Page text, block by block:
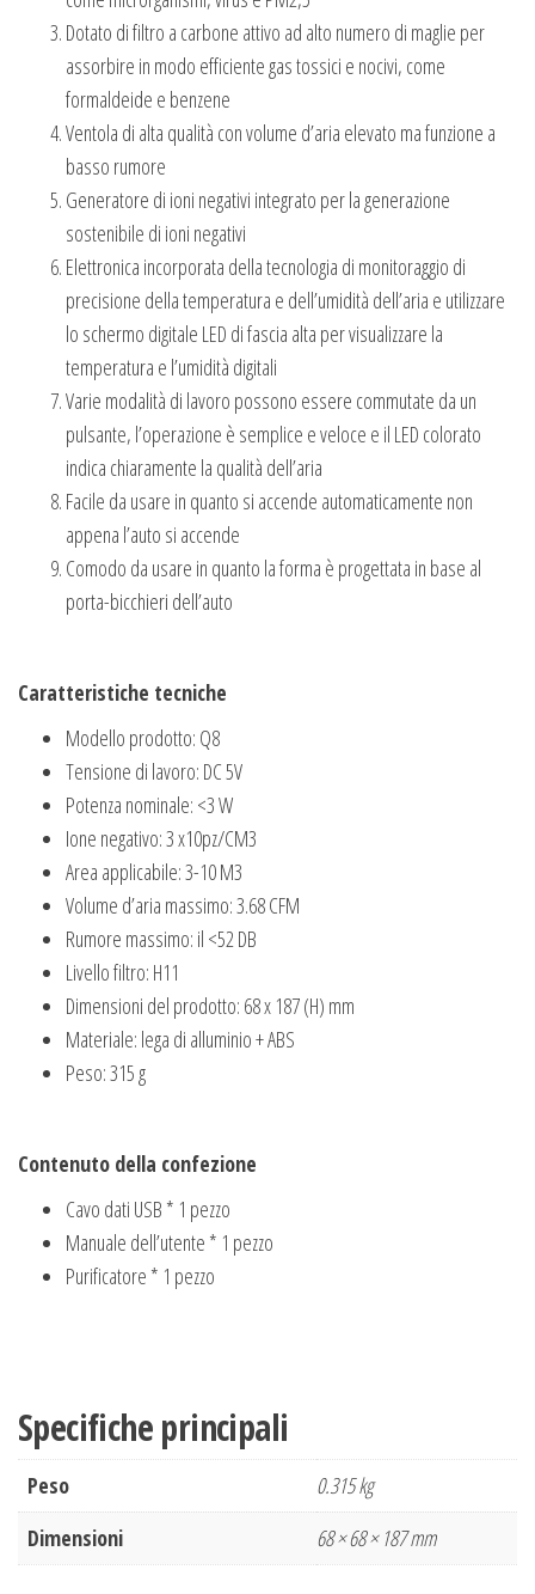
Dotato di filtro a carbone attivo ad alto numero di maglie per
assorbire in modo efficiente gas tossici e nocivi, come
formaldeide e benzene
Ventola di alta qualità con volume d’aria elevato ma funzione a
basso rumore
Generatore di ioni negativi integrato per la generazione
sostenibile di ioni negativi
Elettronica incorporata della tecnologia di monitoraggio di
precisione della temperatura e dell’umidità dell’aria e utilizzare
lo schermo digitale LED di fascia alta per visualizzare la
temperatura e l’umidità digitali
Varie modalità di lavoro possono essere commutate da un
pulsante, l’operazione è semplice e veloce e il LED colorato
indica chiaramente la qualità dell’aria
Facile da usare in quanto si accende automaticamente non
appena l’auto si accende
Comodo da usare in quanto la forma è progettata in base al
porta-bicchieri dell’auto
Caratteristiche tecniche
Modello prodotto: Q8
Tensione di lavoro: DC 5V
Potenza nominale: <3 W
Ione negativo: 3 x10pz/CM3
Area applicabile: 3-10 M3
Volume d’aria massimo: 3.68 CFM
Rumore massimo: il <52 DB
Livello filtro: H11
Dimensioni del prodotto: 68 x 187 (H) mm
Materiale: lega di alluminio + ABS
Peso: 315 g
Contenuto della confezione
Cavo dati USB * 1 pezzo
Manuale dell’utente * 1 pezzo
Purificatore * 1 pezzo
Specifiche principali
Peso
0.315 kg
Dimensioni
68 × 68 × 187 mm